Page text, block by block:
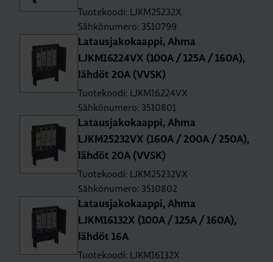
Tuotekoodi: LJKM25232X
Sähkönumero: 3510799
La­taus­ja­ko­kaap­pi, Ahma
LJKM16224VX (100A / 125A / 160A),
läh­döt 20A (VVSK)
Tuotekoodi: LJKM16224VX
Sähkönumero: 3510801
La­taus­ja­ko­kaap­pi, Ahma
LJKM25232VX (160A / 200A / 250A),
läh­döt 20A (VVSK)
Tuotekoodi: LJKM25232VX
Sähkönumero: 3510802
La­taus­ja­ko­kaap­pi, Ahma
LJKM16132X (100A / 125A / 160A),
läh­döt 16A
Tuotekoodi: LJKM16132X